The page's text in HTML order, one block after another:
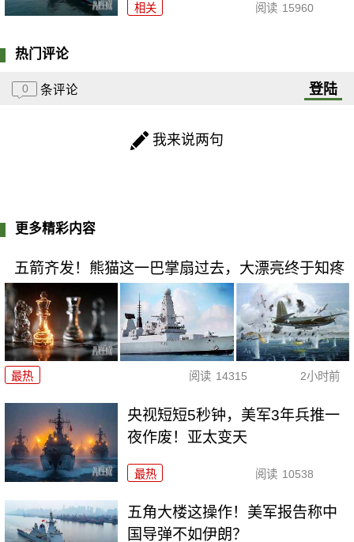
相关 阅读 15960
热门评论
0 条评论 登陆
我来说两句
更多精彩内容
五箭齐发！熊猫这一巴掌扇过去，大漂亮终于知疼
最热 阅读 14315 2小时前
央视短短5秒钟，美军3年兵推一
夜作废！亚太变天
最热 阅读 10538
五角大楼这操作！美军报告称中
国导弹不如伊朗？